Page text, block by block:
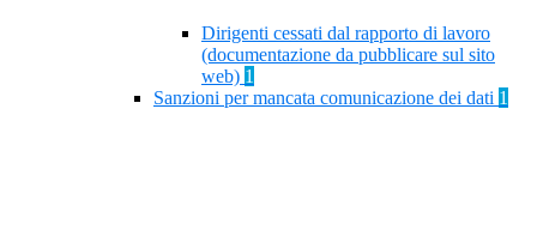
Dirigenti cessati dal rapporto di lavoro
(documentazione da pubblicare sul sito
web) 1
Sanzioni per mancata comunicazione dei dati 1